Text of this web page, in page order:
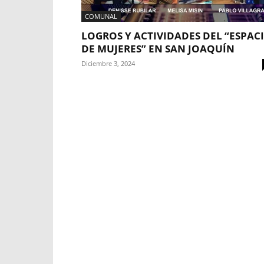
COMUNAL
LOGROS Y ACTIVIDADES DEL
DE MUJERES” EN SAN JOAQUÍN
Diciembre 3, 2024